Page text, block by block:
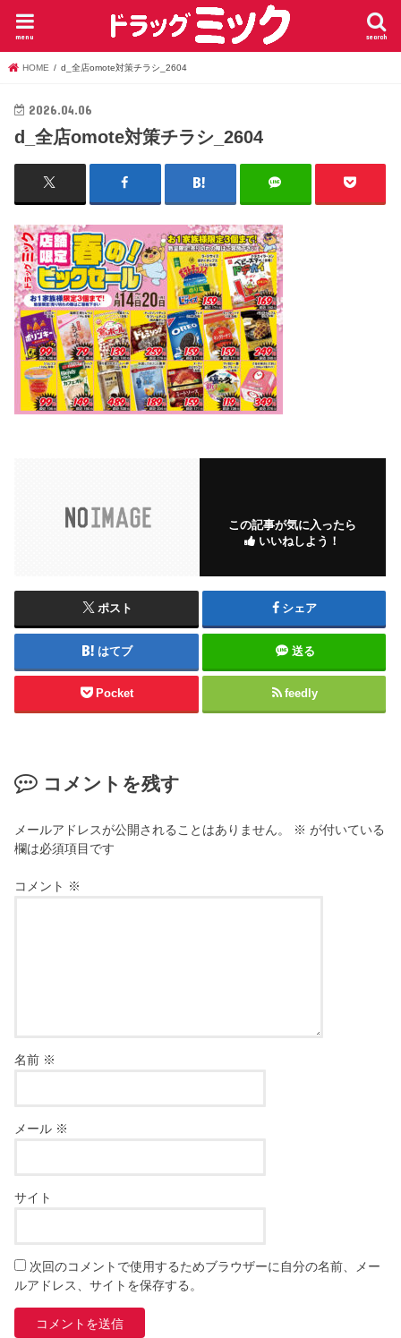
search
menu
HOME d_全店omote対策チラシ_2604
2026.04.06
d_全店omote対策チラシ_2604
この記事が気に入ったら
いいねしよう！
ポスト シェア
はてブ 送る
Pocket feedly
コメントを残す
メールアドレスが公開されることはありません。 ※ が付いている
欄は必須項目です
コメント ※
名前 ※
メール ※
サイト
次回のコメントで使用するためブラウザーに自分の名前、メー
ルアドレス、サイトを保存する。